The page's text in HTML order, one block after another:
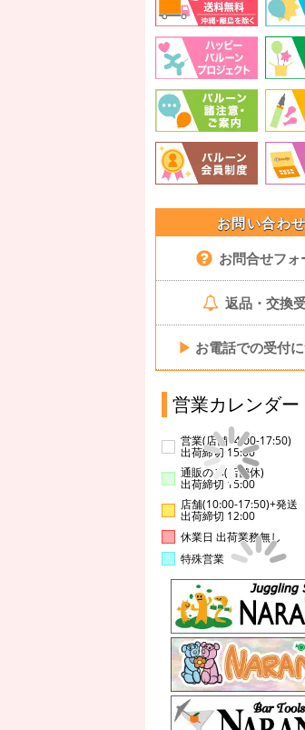
お問い合わせ
お問合せフォ
返品・交換
▶ お電話での受付
営業カレンダー
営業(店舗14:00-17:50)
出荷締切 15:00
通販のみ(店舗休)
出荷締切 15:00
店舗(10:00-17:50)+発送
出荷締切 12:00
休業日 出荷業務無し
特殊営業